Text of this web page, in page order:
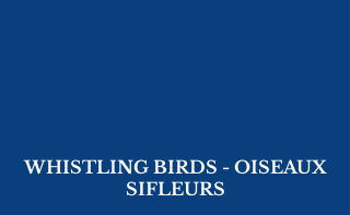
WHISTLING BIRDS - OISEAUX
SIFLEURS